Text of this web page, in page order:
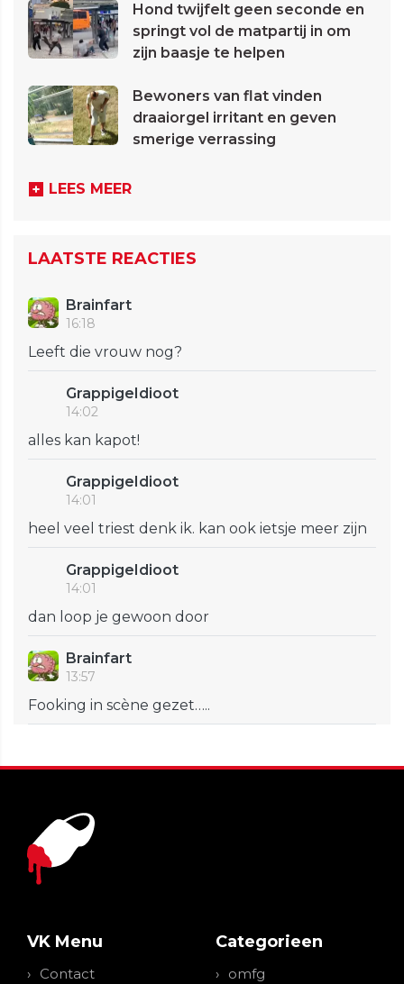
Hond twijfelt geen seconde en
springt vol de matpartij in om
zijn baasje te helpen
Bewoners van flat vinden
draaiorgel irritant en geven
smerige verrassing
LEES MEER
LAATSTE REACTIES
Brainfart
16:18
Leeft die vrouw nog?
GrappigeIdioot
14:02
alles kan kapot!
GrappigeIdioot
14:01
heel veel triest denk ik. kan ook ietsje meer zijn
GrappigeIdioot
14:01
dan loop je gewoon door
Brainfart
13:57
Fooking in scène gezet…..
VK Menu
Contact
Categorieen
omfg